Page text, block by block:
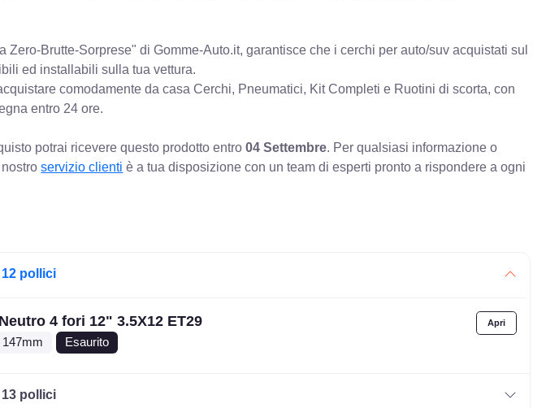
Zero-Brutte-Sorprese" di Gomme-Auto.it, garantisce che i cerchi per auto/suv acquistati sul
ed installabili sulla tua vettura.
comodamente da casa Cerchi, Pneumatici, Kit Completi e Ruotini di scorta, con
entro 24 ore.
potrai ricevere questo prodotto entro04 Settembre. Per qualsiasi informazione o
nostroservizio clienti è a tua disposizione con un team di esperti pronto a rispondere a ogni
pollici
4 fori 12" 3.5X12 ET29
147mm Esaurito
pollici